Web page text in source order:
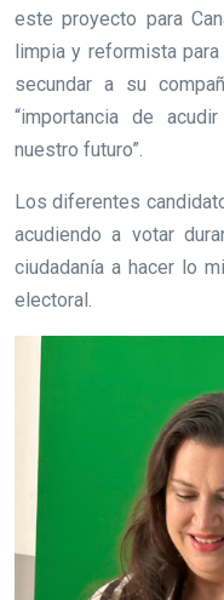
este proyecto para
limpia y reformista
secundar a su
“importancia de
nuestro futuro”.
Los diferentes
acudiendo a votar
ciudadanía a hacer lo
electoral.